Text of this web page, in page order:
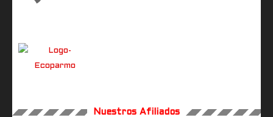
Nuestros Afiliados